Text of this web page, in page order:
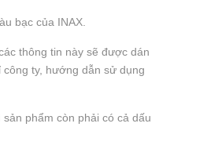
bạc của INAX.
thông tin này sẽ được dán
ty, hướng dẫn sử dụng
phẩm còn phải có cả dấu